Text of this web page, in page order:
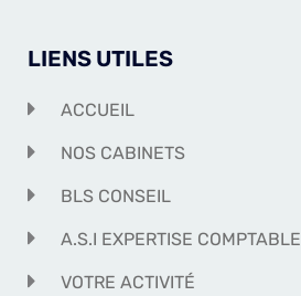
LIENS UTILES
ACCUEIL
NOS CABINETS
BLS CONSEIL
A.S.I EXPERTISE COMPTABLE
VOTRE ACTIVITÉ